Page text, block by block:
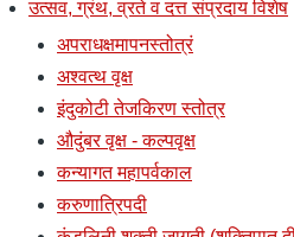
उत्सव, ग्रंथ, व्रते व दत्त संप्रदाय विशेष
अपराधक्षमापनस्तोत्रं
अश्वत्थ वृक्ष
इंदुकोटी तेजकिरण स्तोत्र
औदुंबर वृक्ष - कल्पवृक्ष
कन्यागत महापर्वकाल
करुणात्रिपदी